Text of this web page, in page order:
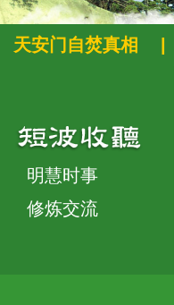
天安门自焚真相
明慧时事
修炼交流